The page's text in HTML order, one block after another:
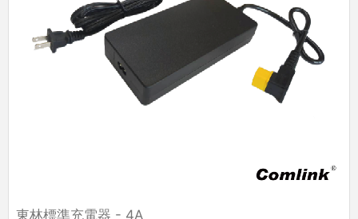
東林標準充電器 - 4A